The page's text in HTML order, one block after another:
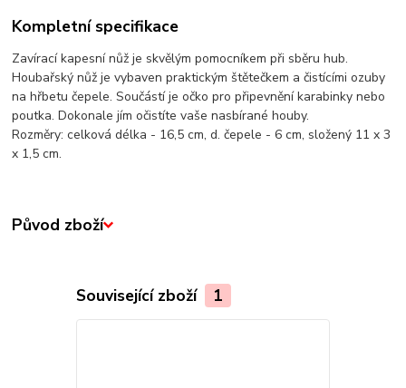
Kompletní specifikace
Zavírací kapesní nůž je skvělým pomocníkem při sběru hub.
Houbařský nůž je vybaven praktickým štětečkem a čistícími ozuby
na hřbetu čepele. Součástí je očko pro připevnění karabinky nebo
poutka. Dokonale jím očistíte vaše nasbírané houby.
Rozměry: celková délka - 16,5 cm, d. čepele - 6 cm, složený 11 x 3
x 1,5 cm.
Původ zboží
Související zboží 1